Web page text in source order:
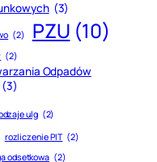
(3)
(2) PZU (10)
(2)
Odpadów
(3)
ulg (2)
rozliczenie PIT (2)
odsetkowa (2)